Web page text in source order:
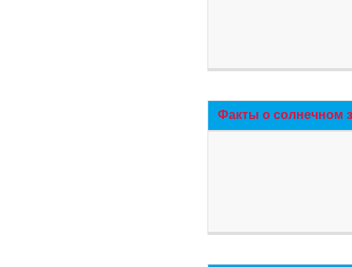
Факты о солнечном